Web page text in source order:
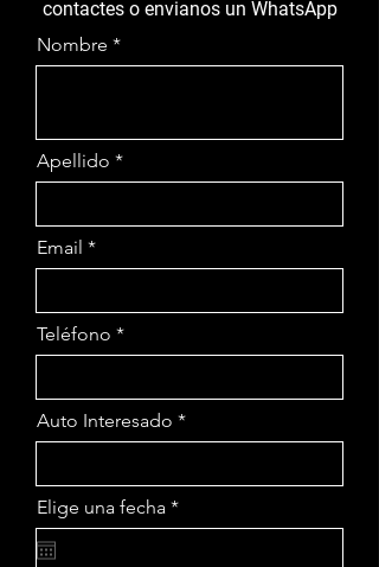
contactes o envianos un WhatsApp
Nombre
Apellido
Email
Teléfono
Auto Interesado
Elige una fecha *r
e